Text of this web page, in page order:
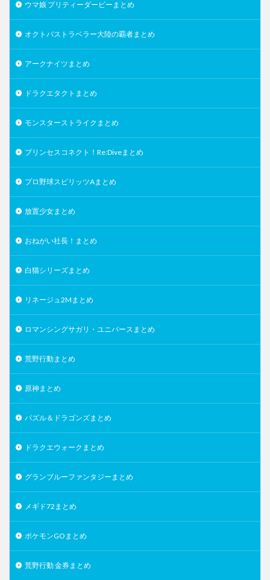
ウマ娘 プリティーダービーまとめ
オクトパストラベラー大陸の覇者まとめ
アークナイツまとめ
ドラクエタクトまとめ
モンスターストライクまとめ
プリンセスコネクト！Re:Diveまとめ
プロ野球スピリッツAまとめ
放置少女まとめ
おねがい社長！まとめ
白猫シリーズまとめ
リネージュ2Mまとめ
ロマンシングサガリ・ユニバースまとめ
荒野行動まとめ
原神まとめ
パズル＆ドラゴンズまとめ
ドラクエウォークまとめ
グランブルーファンタジーまとめ
メギド72まとめ
ポケモンGOまとめ
荒野行動 金券まとめ